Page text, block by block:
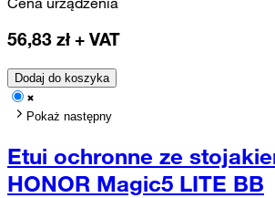
56,83 zł + VAT
Dodaj do koszyka
Pokaż następny
Etui ochronne ze
HONOR Magic5 LITE BB